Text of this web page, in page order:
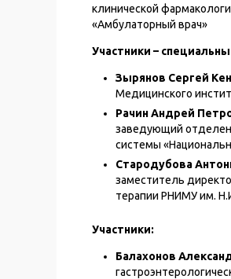
клинической
«Амбулаторный врач»
Участники –
Зырянов Сергей
Медицинского
Рачин Андрей
заведующий
системы
Стародубова
заместитель
терапии РНИМУ им.
Участники:
Балахонов